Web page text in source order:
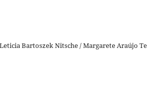
Bartoszek Nitsche / Margarete Araújo